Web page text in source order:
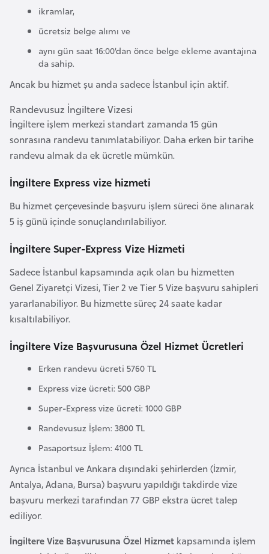
ikramlar,
ücretsiz belge alımı ve
aynı gün saat 16:00’dan önce belge ekleme avantajına
da sahip.
Ancak bu hizmet şu anda sadece İstanbul için aktif.
Randevusuz İngiltere Vizesi
İngiltere işlem merkezi standart zamanda 15 gün
sonrasına randevu tanımlatabiliyor. Daha erken bir tarihe
randevu almak da ek ücretle mümkün.
İngiltere Express vize hizmeti
Bu hizmet çerçevesinde başvuru işlem süreci öne alınarak
5 iş günü içinde sonuçlandırılabiliyor.
İngiltere Super-Express Vize Hizmeti
Sadece İstanbul kapsamında açık olan bu hizmetten
Genel Ziyaretçi Vizesi, Tier 2 ve Tier 5 Vize başvuru sahipleri
yararlanabiliyor. Bu hizmette süreç 24 saate kadar
kısaltılabiliyor.
İngiltere Vize Başvurusuna Özel Hizmet Ücretleri
Erken randevu ücreti 5760 TL
Express vize ücreti: 500 GBP
Super-Express vize ücreti: 1000 GBP
Randevusuz İşlem: 3800 TL
Pasaportsuz İşlem: 4100 TL
Ayrıca İstanbul ve Ankara dışındaki şehirlerden (İzmir,
Antalya, Adana, Bursa) başvuru yapıldığı takdirde vize
başvuru merkezi tarafından 77 GBP ekstra ücret talep
ediliyor.
İngiltere Vize Başvurusuna Özel Hizmet kapsamında işlem
B
a
n
g
l
d
e
ş
B
e
l
a
r
s
a
B
n